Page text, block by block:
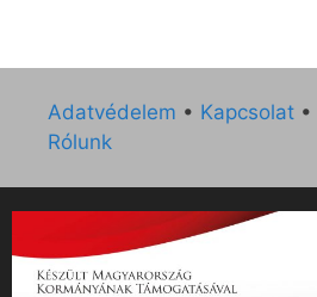
Adatvédelem • Kapcsolat •
Rólunk